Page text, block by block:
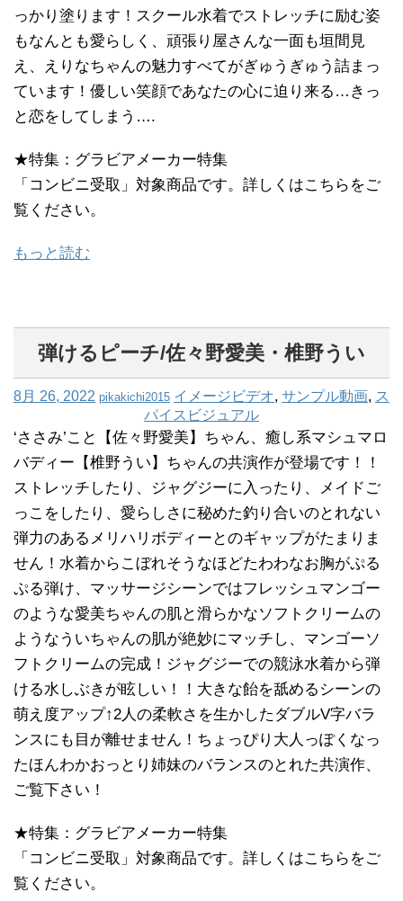
っかり塗ります！スクール水着でストレッチに励む姿
もなんとも愛らしく、頑張り屋さんな一面も垣間見
え、えりなちゃんの魅力すべてがぎゅうぎゅう詰まっ
ています！優しい笑顔であなたの心に迫り来る…きっ
と恋をしてしまう….
★特集：グラビアメーカー特集
「コンビニ受取」対象商品です。詳しくはこちらをご
覧ください。
もっと読む
弾けるピーチ/佐々野愛美・椎野うい
8月 26, 2022 pikakichi2015 イメージビデオ, サンプル動画, ス
パイスビジュアル
‘ささみ’こと【佐々野愛美】ちゃん、癒し系マシュマロ
バディー【椎野うい】ちゃんの共演作が登場です！！
ストレッチしたり、ジャグジーに入ったり、メイドご
っこをしたり、愛らしさに秘めた釣り合いのとれない
弾力のあるメリハリボディーとのギャップがたまりま
せん！水着からこぼれそうなほどたわわなお胸がぷる
ぷる弾け、マッサージシーンではフレッシュマンゴー
のような愛美ちゃんの肌と滑らかなソフトクリームの
ようなういちゃんの肌が絶妙にマッチし、マンゴーソ
フトクリームの完成！ジャグジーでの競泳水着から弾
ける水しぶきが眩しい！！大きな飴を舐めるシーンの
萌え度アップ↑2人の柔軟さを生かしたダブルV字バラ
ンスにも目が離せません！ちょっぴり大人っぽくなっ
たほんわかおっとり姉妹のバランスのとれた共演作、
ご覧下さい！
★特集：グラビアメーカー特集
「コンビニ受取」対象商品です。詳しくはこちらをご
覧ください。